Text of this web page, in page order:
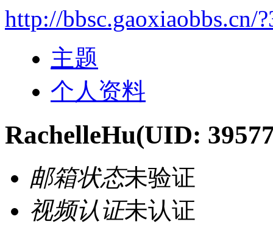
http://bbsc.gaoxiaobbs.cn/
主题
个人资料
RachelleHu(UID:
邮箱状态未验证
视频认证未认证